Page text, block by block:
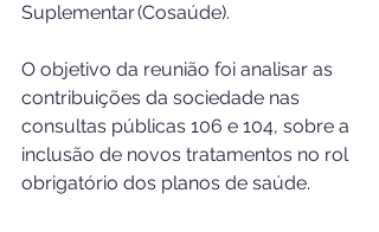
Suplementar (Cosaúde).
O objetivo da reunião foi analisar as
contribuições da sociedade nas
consultas públicas 106 e 104, sobre a
inclusão de novos tratamentos no rol
obrigatório dos planos de saúde.